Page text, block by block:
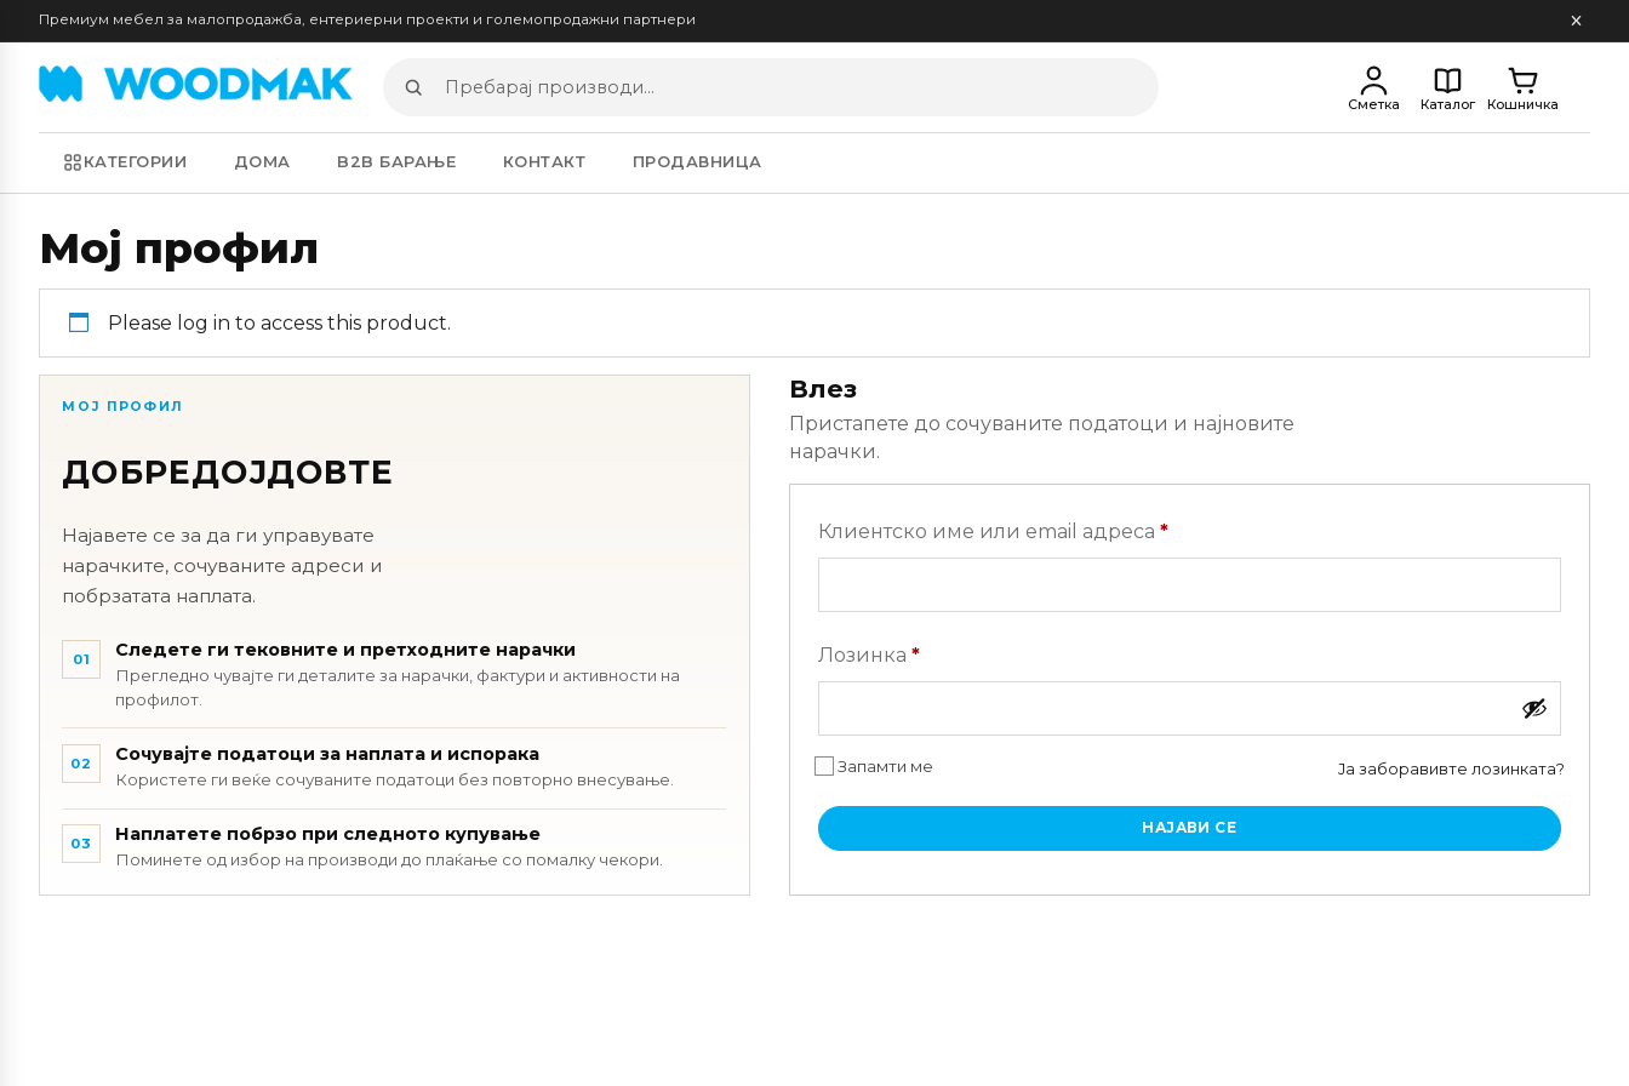
Премиум мебел за малопродажба, ентериерни проекти и големопродажни партнери
Пребарај
производи
Сметка Каталог Кошничка
КАТЕГОРИИ ДОМА B2B БАРАЊЕ КОНТАКТ ПРОДАВНИЦА
Мој профил
Please log in to access this product.
Влез
Пристапете до сочуваните податоци и најновите
нарачки.
Клиентско име или email адреса *Задолжително
Лозинка *Задолжително
Запамти ме Ја заборавивте лозинката?
НАЈАВИ СЕ
МОЈ ПРОФИЛ
ДОБРЕДОЈДОВТЕ
Најавете се за да ги управувате
нарачките, сочуваните адреси и
побрзатата наплата.
01 Следете ги тековните и претходните нарачки
Прегледно чувајте ги деталите за нарачки, фактури и активности на
профилот.
02 Сочувајте податоци за наплата и испорака
Користете ги веќе сочуваните податоци без повторно внесување.
03 Наплатете побрзо при следното купување
Поминете од избор на производи до плаќање со помалку чекори.